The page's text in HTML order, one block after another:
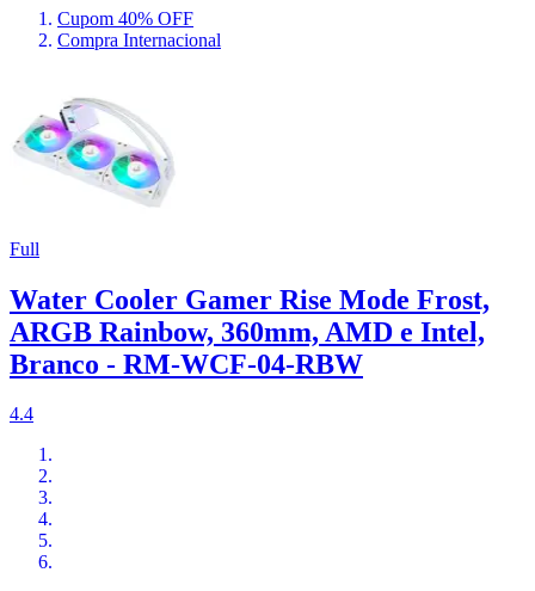
Cupom 40% OFF
Compra Internacional
Full
Water Cooler Gamer Rise Mode Frost,
ARGB Rainbow, 360mm, AMD e Intel,
Branco - RM-WCF-04-RBW
4.4